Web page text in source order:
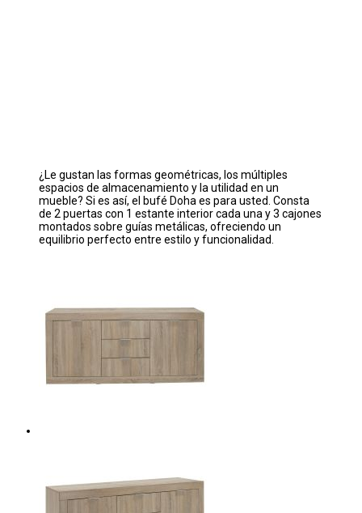
¿Le gustan las formas geométricas, los múltiples
espacios de almacenamiento y la utilidad en un
mueble? Si es así, el bufé Doha es para usted. Consta
de 2 puertas con 1 estante interior cada una y 3 cajones
montados sobre guías metálicas, ofreciendo un
equilibrio perfecto entre estilo y funcionalidad.